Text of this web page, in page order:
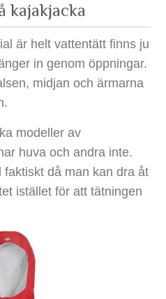
kajakjacka
är helt vattentätt finns ju
in genom öppningar.
midjan och ärmarna
modeller av
huva och andra inte.
då man kan dra åt
istället för att tätningen